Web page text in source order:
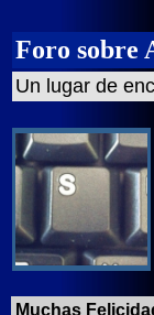
Foro sobre
Un lugar de
Muchas